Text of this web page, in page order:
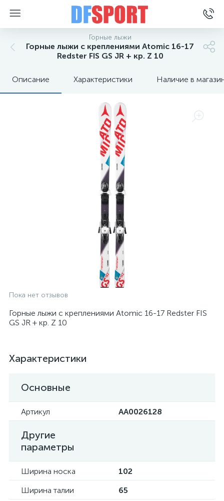
Горные лыжи
Горные лыжи с креплениями Atomic 16-17
Redster FIS GS JR + кр. Z 10
Описание Характеристики Наличие в
Пока нет отзывов
Горные лыжи с креплениями Atomic 16-17 Redster FIS
GS JR + кр. Z 10
Характеристики
Основные
Артикул AA0026128
Другие
параметры
Ширина носка
102
Ширина талии
65